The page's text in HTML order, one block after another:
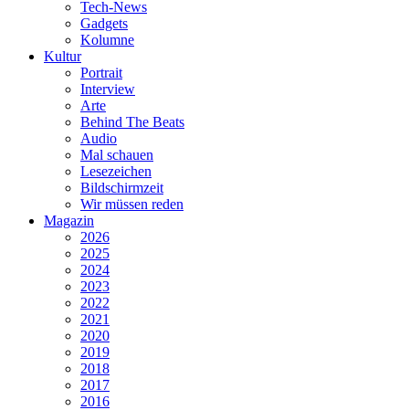
Tech-News
Gadgets
Kolumne
Kultur
Portrait
Interview
Arte
Behind The Beats
Audio
Mal schauen
Lesezeichen
Bildschirmzeit
Wir müssen reden
Magazin
2026
2025
2024
2023
2022
2021
2020
2019
2018
2017
2016